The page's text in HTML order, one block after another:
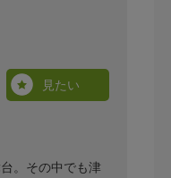
見たい
。その中でも津